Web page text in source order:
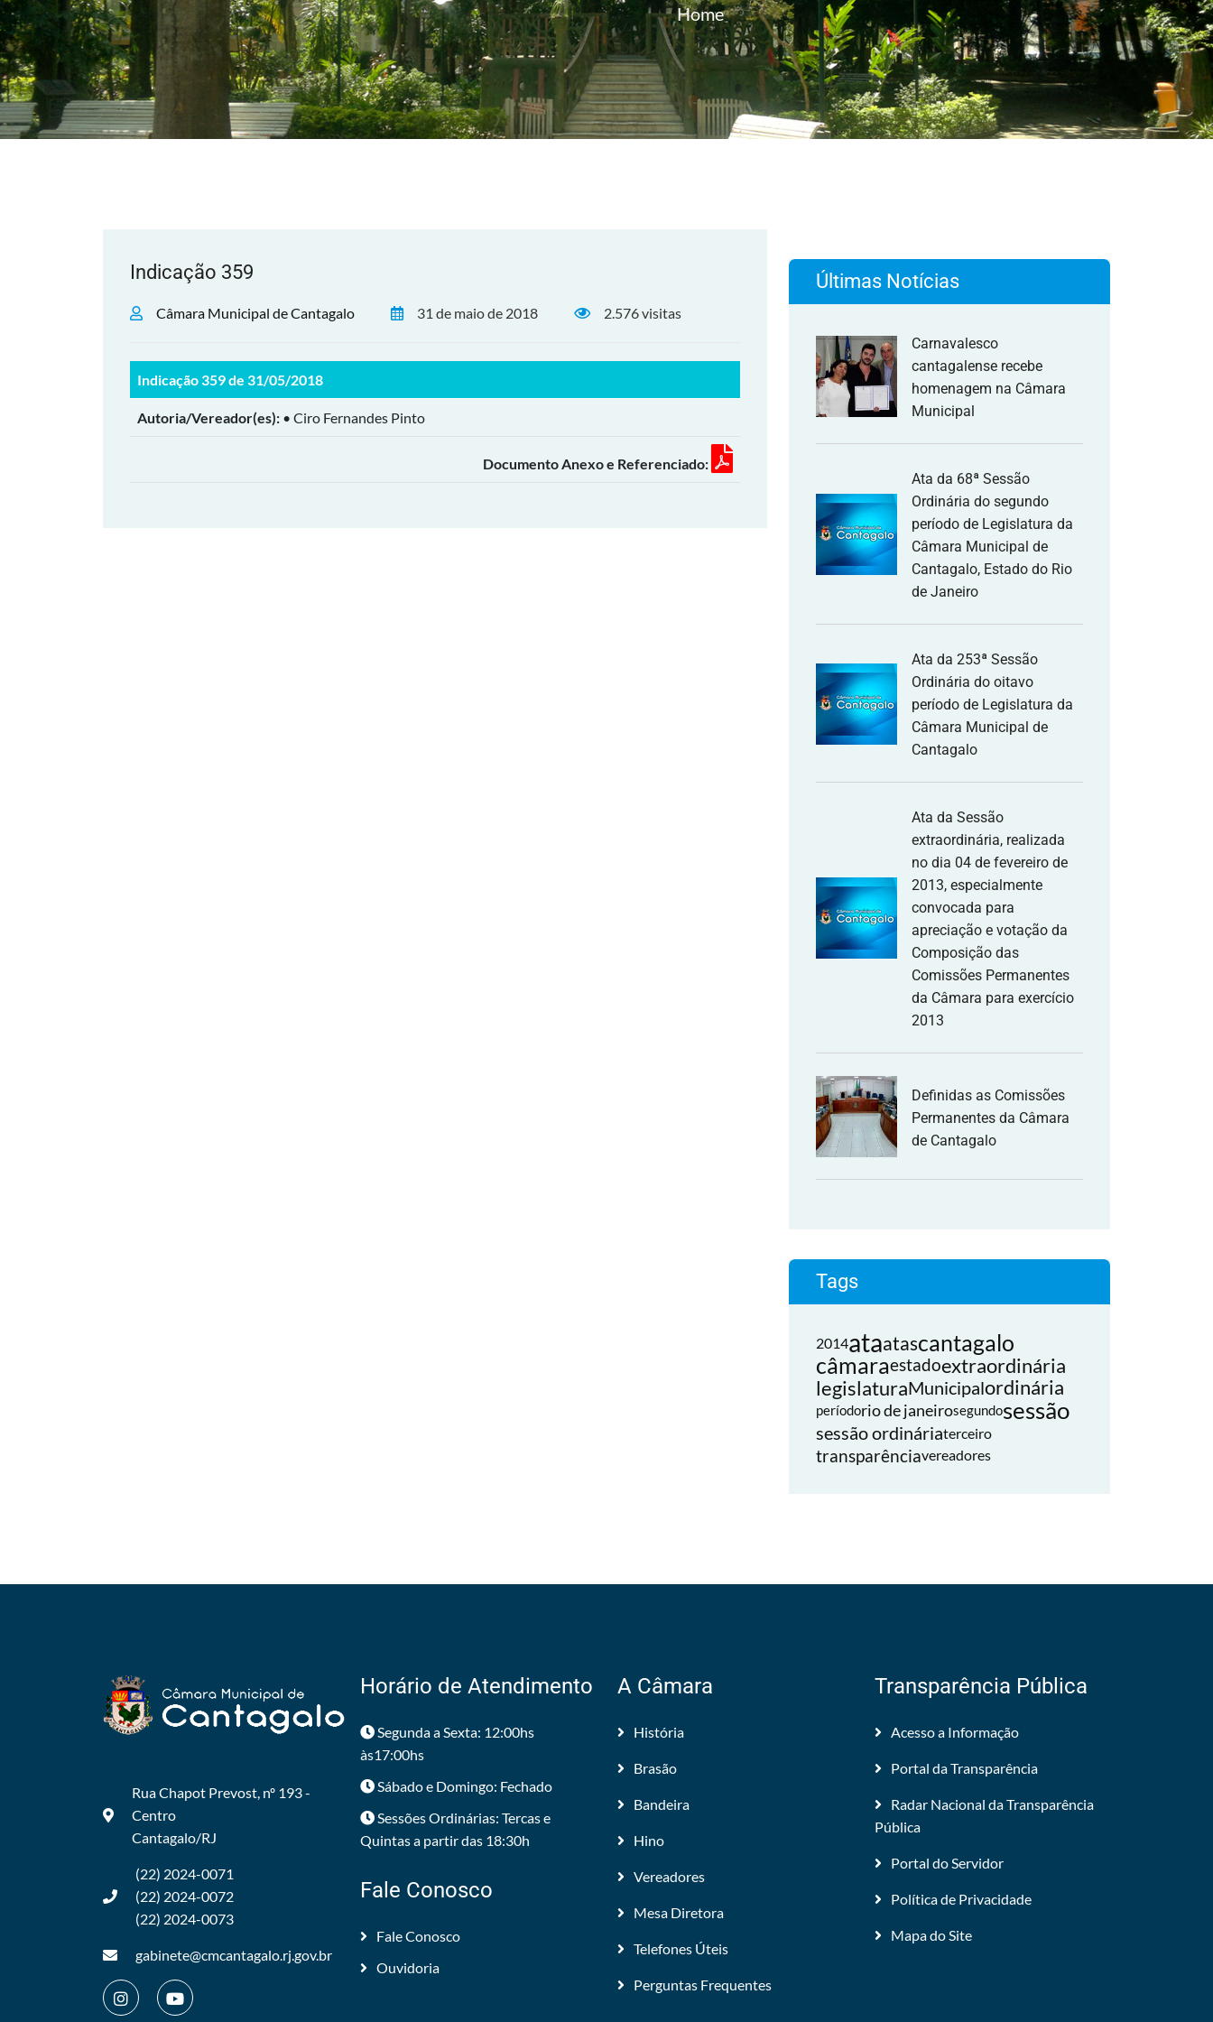
Home
Indicação 359
Câmara Municipal de Cantagalo 31 de maio de 2018 2.576 visitas
Indicação 359 de 31/05/2018
Autoria/Vereador(es): • Ciro Fernandes Pinto
Documento Anexo e Referenciado:
Últimas Notícias
Carnavalesco
cantagalense recebe
homenagem na Câmara
Municipal
Ata da 68ª Sessão
Ordinária do segundo
período de Legislatura da
Câmara Municipal de
Cantagalo, Estado do Rio
de Janeiro
Ata da 253ª Sessão
Ordinária do oitavo
período de Legislatura da
Câmara Municipal de
Cantagalo
Ata da Sessão
extraordinária, realizada
no dia 04 de fevereiro de
2013, especialmente
convocada para
apreciação e votação da
Composição das
Comissões Permanentes
da Câmara para exercício
2013
Definidas as Comissões
Permanentes da Câmara
de Cantagalo
Tags
2014ataatascantagalo
câmaraestadoextraordinária
legislaturaMunicipalordinária
períodorio de janeirosegundosessão
sessão ordináriaterceiro
transparênciavereadores
Rua Chapot Prevost, nº 193 -
Centro
Cantagalo/RJ
(22) 2024-0071
(22) 2024-0072
(22) 2024-0073
gabinete@cmcantagalo.rj.gov.br
Horário de Atendimento
Segunda a Sexta: 12:00hs
às17:00hs
Sábado e Domingo: Fechado
Sessões Ordinárias: Tercas e
Quintas a partir das 18:30h
Fale Conosco
Fale Conosco
Ouvidoria
A Câmara
História
Brasão
Bandeira
Hino
Vereadores
Mesa Diretora
Telefones Úteis
Perguntas Frequentes
Transparência Pública
Acesso a Informação
Portal da Transparência
Radar Nacional da Transparência
Pública
Portal do Servidor
Política de Privacidade
Mapa do Site